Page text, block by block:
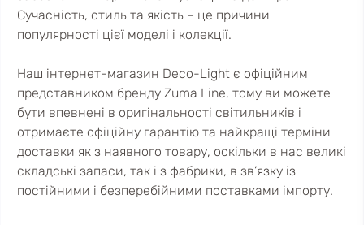
Сучасність, стиль та якість – це причини
популярності цієї моделі і колекції.
Наш інтернет-магазин Deco-Light є офіційним
представником бренду Zuma Line, тому ви можете
бути впевнені в оригінальності світильників і
отримаєте офіційну гарантію та найкращі терміни
доставки як з наявного товару, оскільки в нас великі
складські запаси, так і з фабрики, в зв’язку із
постійними і безперебійними поставками імпорту.